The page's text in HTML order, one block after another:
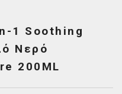
1 Soothing
Νερό
200ML